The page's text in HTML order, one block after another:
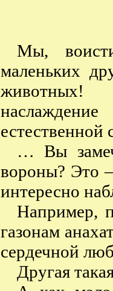
Мы,
маленьких
животных!
естественной
… Вы
вороны? Это
интересно
Например,
газонам
сердечной
Другая